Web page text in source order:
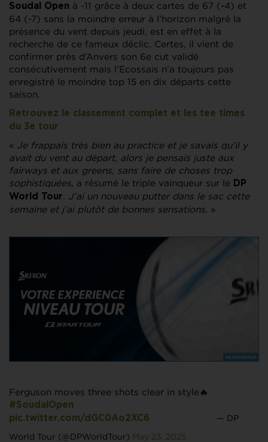
Soudal Open à -11 grâce à deux cartes de 67 (-4) et
64 (-7) sans la moindre erreur à l’horizon malgré la
présence du vent depuis jeudi, est en effet à la
recherche de ce fameux déclic. Certes, il vient de
confirmer près d’Anvers son 6e cut validé
consécutivement mais l’Ecossais n’a toujours pas
enregistré le moindre top 15 en dix départs cette
saison.
Retrouvez le classement complet et les tee times
du 3e tour
« Je frappais très bien au practice et je savais qu’il y
avait du vent au départ, alors je pensais juste aux
fairways et aux greens, sans faire de choses trop
sophistiquées, a résumé le triple vainqueur sur le DP
World Tour. J’ai un nouveau putter dans le sac cette
semaine et j’ai plutôt de bonnes sensations. »
Ferguson moves three shots clear in style🔥
#SoudalOpen
pic.twitter.com/dGC0Ao2XC6
— DP
World Tour (@DPWorldTour) May 23, 2025